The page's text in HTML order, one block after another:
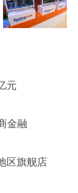
元
金融
区旗舰店